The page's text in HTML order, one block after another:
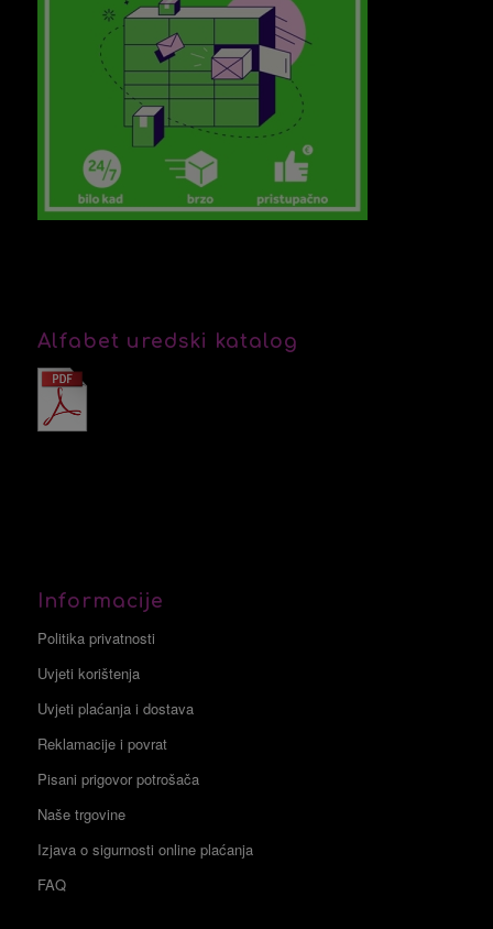
Alfabet uredski katalog
Informacije
Politika privatnosti
Uvjeti korištenja
Uvjeti plaćanja i dostava
Reklamacije i povrat
Pisani prigovor potrošača
Naše trgovine
Izjava o sigurnosti online plaćanja
FAQ